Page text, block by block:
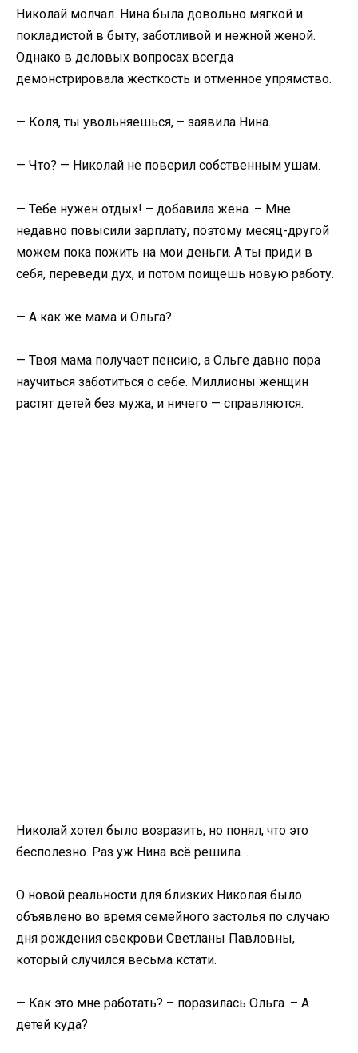
Николай молчал. Нина была довольно мягкой и
покладистой в быту, заботливой и нежной женой.
Однако в деловых вопросах всегда
демонстрировала жёсткость и отменное упрямство.
— Коля, ты увольняешься, – заявила Нина.
— Что? — Николай не поверил собственным ушам.
— Тебе нужен отдых! – добавила жена. – Мне
недавно повысили зарплату, поэтому месяц-другой
можем пока пожить на мои деньги. А ты приди в
себя, переведи дух, и потом поищешь новую работу.
— А как же мама и Ольга?
— Твоя мама получает пенсию, а Ольге давно пора
научиться заботиться о себе. Миллионы женщин
растят детей без мужа, и ничего — справляются.
Николай хотел было возразить, но понял, что это
бесполезно. Раз уж Нина всё решила…
О новой реальности для близких Николая было
объявлено во время семейного застолья по случаю
дня рождения свекрови Светланы Павловны,
который случился весьма кстати.
— Как это мне работать? – поразилась Ольга. – А
детей куда?